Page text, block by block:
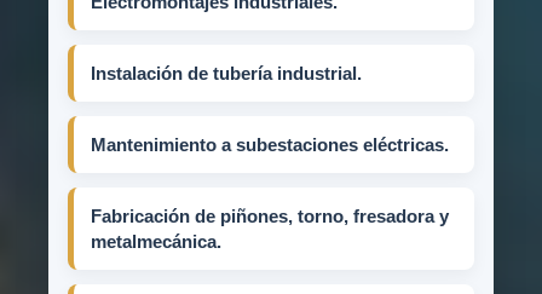
Instalación de tubería industrial.
Mantenimiento a subestaciones eléctricas.
Fabricación de piñones, torno, fresadora y
metalmecánica.